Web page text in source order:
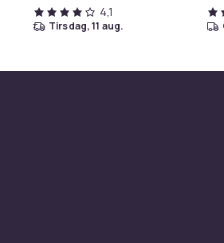
4,1
tirsdag, 11 aug.